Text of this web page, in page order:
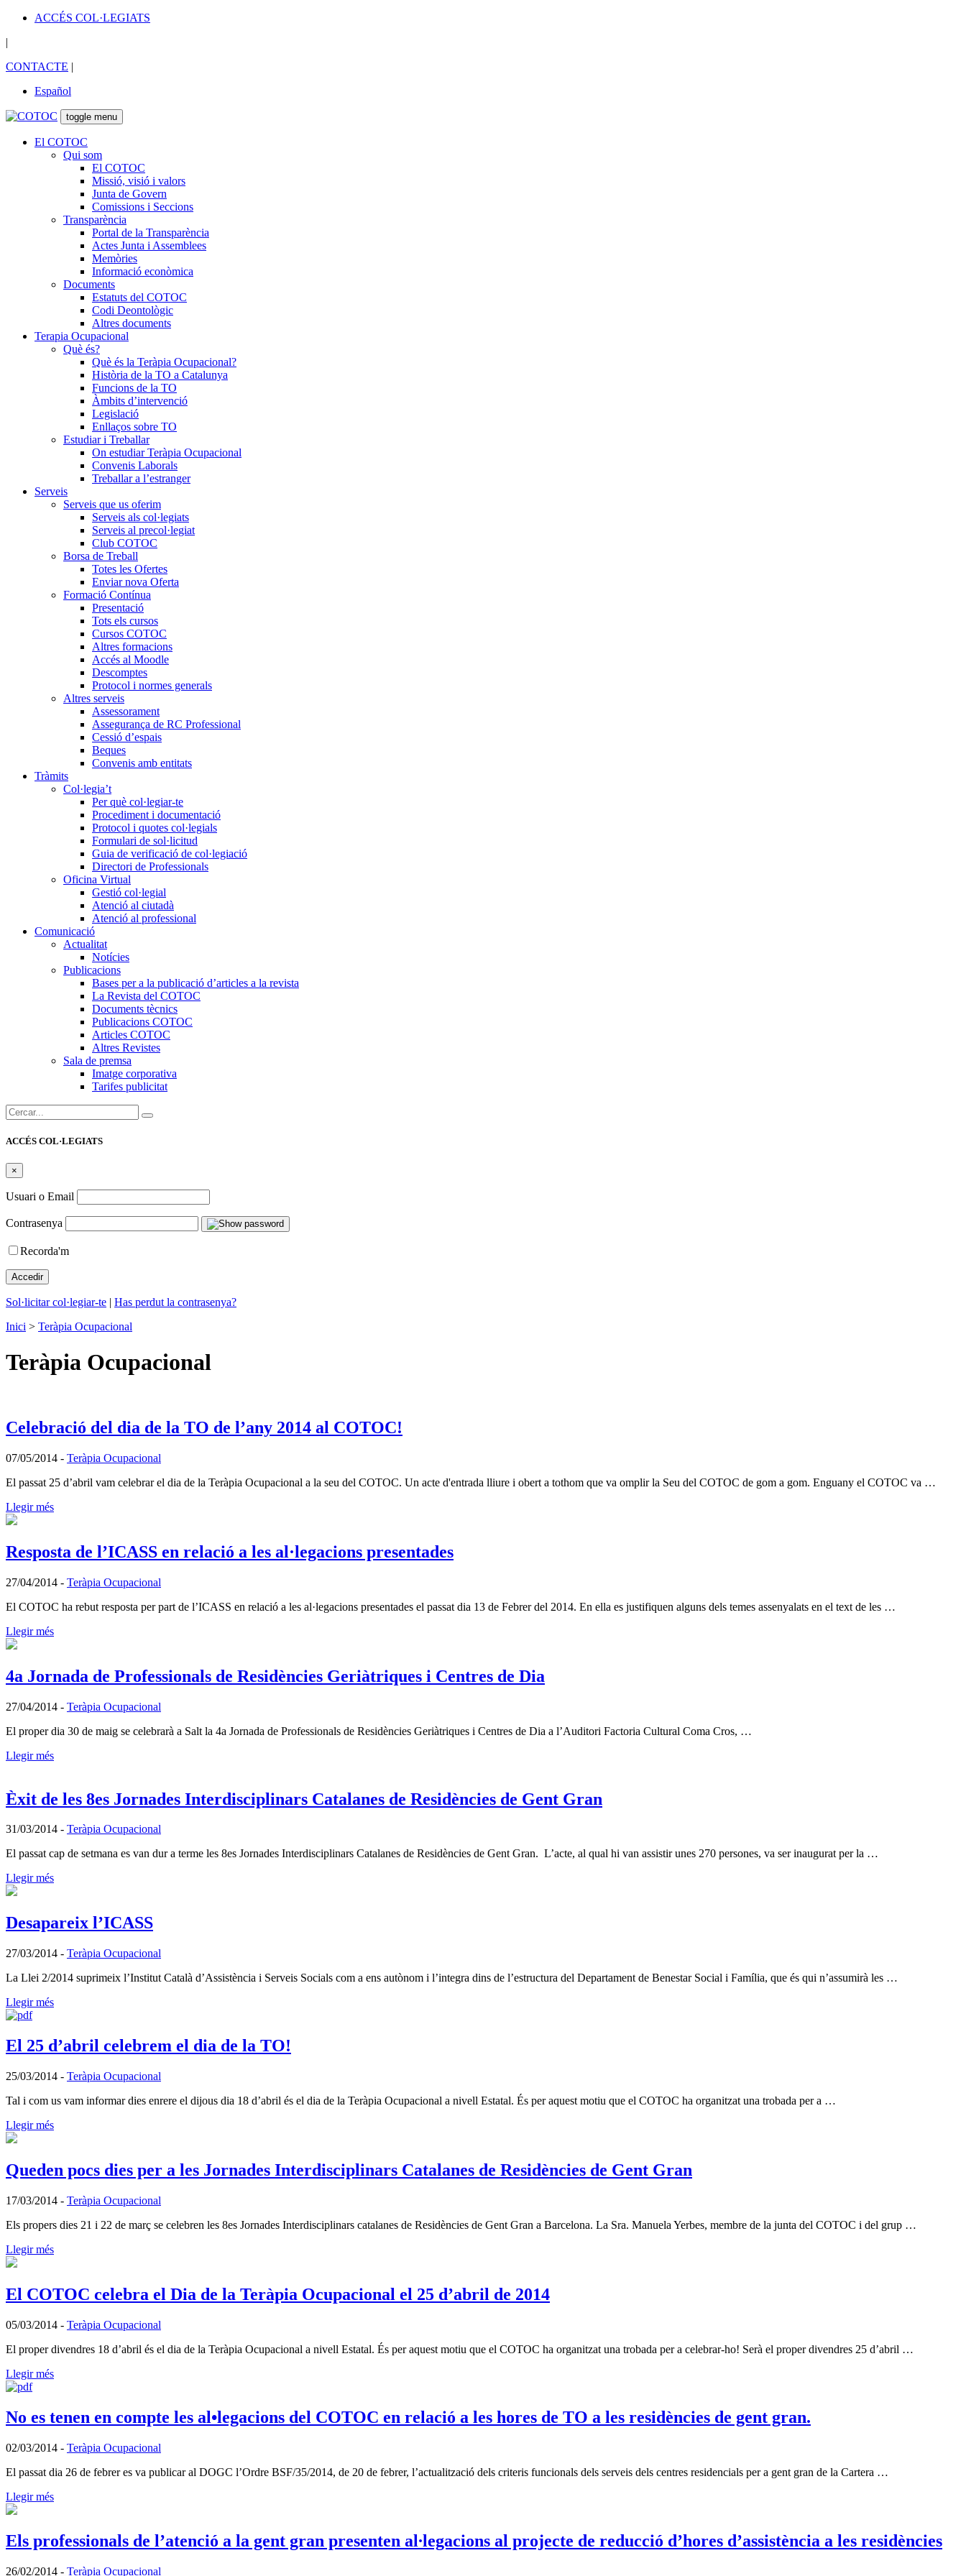
ACCÉS COL·LEGIATS
|
CONTACTE |
Español
toggle menu
El COTOC
Qui som
El COTOC
Missió, visió i valors
Junta de Govern
Comissions i Seccions
Transparència
Portal de la Transparència
Actes Junta i Assemblees
Memòries
Informació econòmica
Documents
Estatuts del COTOC
Codi Deontològic
Altres documents
Terapia Ocupacional
Què és?
Què és la Teràpia Ocupacional?
Història de la TO a Catalunya
Funcions de la TO
Àmbits d’intervenció
Legislació
Enllaços sobre TO
Estudiar i Treballar
On estudiar Teràpia Ocupacional
Convenis Laborals
Treballar a l’estranger
Serveis
Serveis que us oferim
Serveis als col·legiats
Serveis al precol·legiat
Club COTOC
Borsa de Treball
Totes les Ofertes
Enviar nova Oferta
Formació Contínua
Presentació
Tots els cursos
Cursos COTOC
Altres formacions
Accés al Moodle
Descomptes
Protocol i normes generals
Altres serveis
Assessorament
Assegurança de RC Professional
Cessió d’espais
Beques
Convenis amb entitats
Tràmits
Col·legia’t
Per què col·legiar-te
Procediment i documentació
Protocol i quotes col·legials
Formulari de sol·licitud
Guia de verificació de col·legiació
Directori de Professionals
Oficina Virtual
Gestió col·legial
Atenció al ciutadà
Atenció al professional
Comunicació
Actualitat
Notícies
Publicacions
Bases per a la publicació d’articles a la revista
La Revista del COTOC
Documents tècnics
Publicacions COTOC
Articles COTOC
Altres Revistes
Sala de premsa
Imatge corporativa
Tarifes publicitat
Cercar:
ACCÉS COL·LEGIATS
×
Usuari o Email
Contrasenya
Recorda'm
Sol·licitar col·legiar-te | Has perdut la contrasenya?
Inici > Teràpia Ocupacional
Teràpia Ocupacional
Celebració del dia de la TO de l’any 2014 al COTOC!
07/05/2014 - Teràpia Ocupacional
El passat 25 d’abril vam celebrar el dia de la Teràpia Ocupacional a la seu del COTOC. Un acte d'entrada lliure i obert a tothom que va omplir la Seu del COTOC de gom a gom. Enguany el COTOC va …
Llegir més
Resposta de l’ICASS en relació a les al·legacions presentades
27/04/2014 - Teràpia Ocupacional
El COTOC ha rebut resposta per part de l’ICASS en relació a les al·legacions presentades el passat dia 13 de Febrer del 2014. En ella es justifiquen alguns dels temes assenyalats en el text de les …
Llegir més
4a Jornada de Professionals de Residències Geriàtriques i Centres de Dia
27/04/2014 - Teràpia Ocupacional
El proper dia 30 de maig se celebrarà a Salt la 4a Jornada de Professionals de Residències Geriàtriques i Centres de Dia a l’Auditori Factoria Cultural Coma Cros, …
Llegir més
Èxit de les 8es Jornades Interdisciplinars Catalanes de Residències de Gent Gran
31/03/2014 - Teràpia Ocupacional
El passat cap de setmana es van dur a terme les 8es Jornades Interdisciplinars Catalanes de Residències de Gent Gran. L’acte, al qual hi van assistir unes 270 persones, va ser inaugurat per la …
Llegir més
Desapareix l’ICASS
27/03/2014 - Teràpia Ocupacional
La Llei 2/2014 suprimeix l’Institut Català d’Assistència i Serveis Socials com a ens autònom i l’integra dins de l’estructura del Departament de Benestar Social i Família, que és qui n’assumirà les …
Llegir més
El 25 d’abril celebrem el dia de la TO!
25/03/2014 - Teràpia Ocupacional
Tal i com us vam informar dies enrere el dijous dia 18 d’abril és el dia de la Teràpia Ocupacional a nivell Estatal. És per aquest motiu que el COTOC ha organitzat una trobada per a …
Llegir més
Queden pocs dies per a les Jornades Interdisciplinars Catalanes de Residències de Gent Gran
17/03/2014 - Teràpia Ocupacional
Els propers dies 21 i 22 de març se celebren les 8es Jornades Interdisciplinars catalanes de Residències de Gent Gran a Barcelona. La Sra. Manuela Yerbes, membre de la junta del COTOC i del grup …
Llegir més
El COTOC celebra el Dia de la Teràpia Ocupacional el 25 d’abril de 2014
05/03/2014 - Teràpia Ocupacional
El proper divendres 18 d’abril és el dia de la Teràpia Ocupacional a nivell Estatal. És per aquest motiu que el COTOC ha organitzat una trobada per a celebrar-ho! Serà el proper divendres 25 d’abril …
Llegir més
No es tenen en compte les al•legacions del COTOC en relació a les hores de TO a les residències de gent gran.
02/03/2014 - Teràpia Ocupacional
El passat dia 26 de febrer es va publicar al DOGC l’Ordre BSF/35/2014, de 20 de febrer, l’actualització dels criteris funcionals dels serveis dels centres residencials per a gent gran de la Cartera …
Llegir més
Els professionals de l’atenció a la gent gran presenten al∙legacions al projecte de reducció d’hores d’assistència a les residències
26/02/2014 - Teràpia Ocupacional